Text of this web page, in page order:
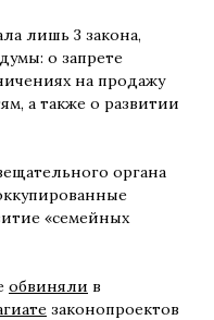
лишь 3 закона,
о запрете
на продажу
а также о развитии
органа
«семейных
обвиняли в
законопроектов